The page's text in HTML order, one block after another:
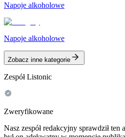
Napoje alkoholowe
Napoje alkoholowe
Zobacz inne kategorie
Zespół Listonic
Zweryfikowane
Nasz zespół redakcyjny sprawdził ten